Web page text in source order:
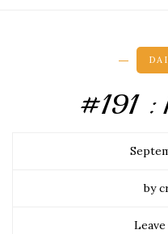
#191 :
by